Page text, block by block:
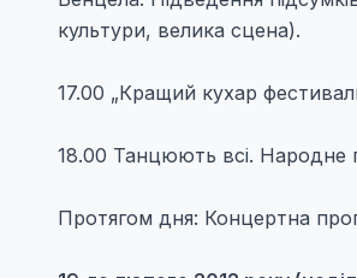
культури, велика сцена).
17.00 „Кращий кухар
18.00 Танцюють всі. Народне
Протягом дня: Концертна